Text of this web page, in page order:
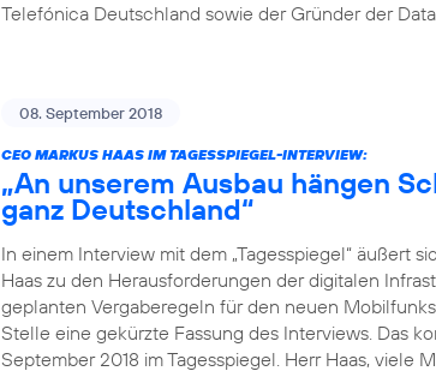
Telefónica Deutschland sowie der Gründer der
08. September 2018
CEO MARKUS HAAS IM TAGESSPIEGEL-INTERVIEW:
„An unserem Ausbau hängen
ganz Deutschland“
In einem Interview mit dem „Tagesspiegel“ äußert
Haas zu den Herausforderungen der digitalen
geplanten Vergaberegeln für den neuen
Stelle eine gekürzte Fassung des Interviews. Das
September 2018 im Tagesspiegel. Herr Haas, viele